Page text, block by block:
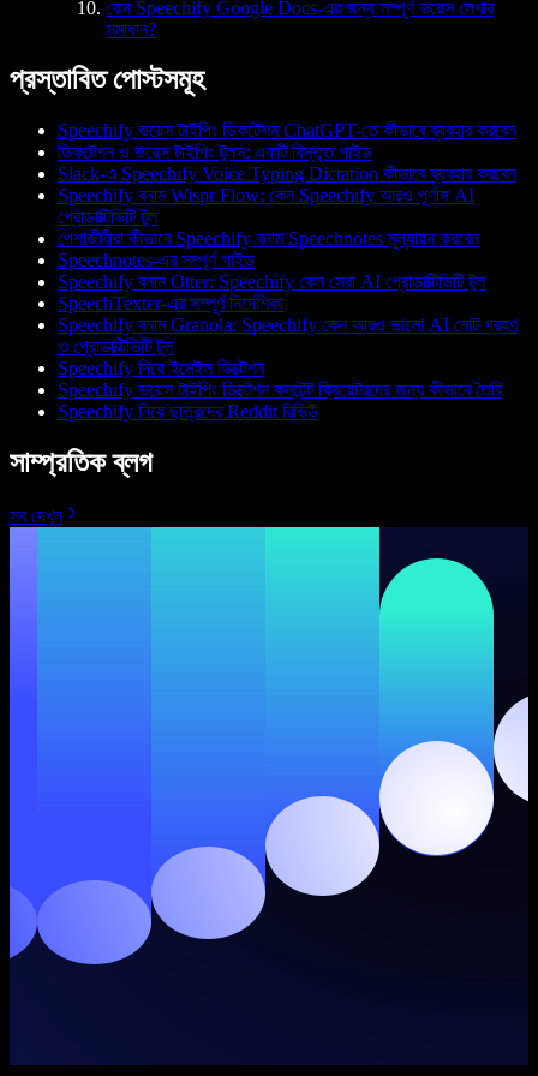
কেন Speechify Google Docs-এর জন্য সম্পূর্ণ ভয়েস লেখার
সমাধান?
প্রস্তাবিত পোস্টসমূহ
Speechify ভয়েস টাইপিং ডিকটেশন ChatGPT-তে কীভাবে ব্যবহার করবেন
ডিকটেশন ও ভয়েস টাইপিং টুলস: একটি বিস্তৃত গাইড
Slack-এ Speechify Voice Typing Dictation কীভাবে ব্যবহার করবেন
Speechify বনাম Wispr Flow: কেন Speechify আরও পূর্ণাঙ্গ AI
প্রোডাক্টিভিটি টুল
পেশাজীবীরা কীভাবে Speechify বনাম Speechnotes মূল্যায়ন করবেন
Speechnotes-এর সম্পূর্ণ গাইড
Speechify বনাম Otter: Speechify কেন সেরা AI প্রোডাক্টিভিটি টুল
SpeechTexter-এর সম্পূর্ণ নির্দেশিকা
Speechify বনাম Granola: Speechify কেন আরও ভালো AI নোট গ্রহণ
ও প্রোডাক্টিভিটি টুল
Speechify দিয়ে ইমেইল ডিক্টেশন
Speechify ভয়েস টাইপিং ডিক্টেশন কনটেন্ট ক্রিয়েটরদের জন্য কীভাবে তৈরি
Speechify নিয়ে ছাত্রদের Reddit রিভিউ
সাম্প্রতিক ব্লগ
সব দেখুন